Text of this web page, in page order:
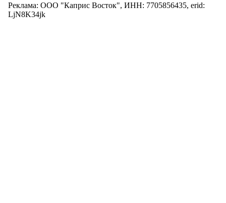
Реклама: ООО "Каприс Восток", ИНН: 7705856435, erid:
LjN8K34jk